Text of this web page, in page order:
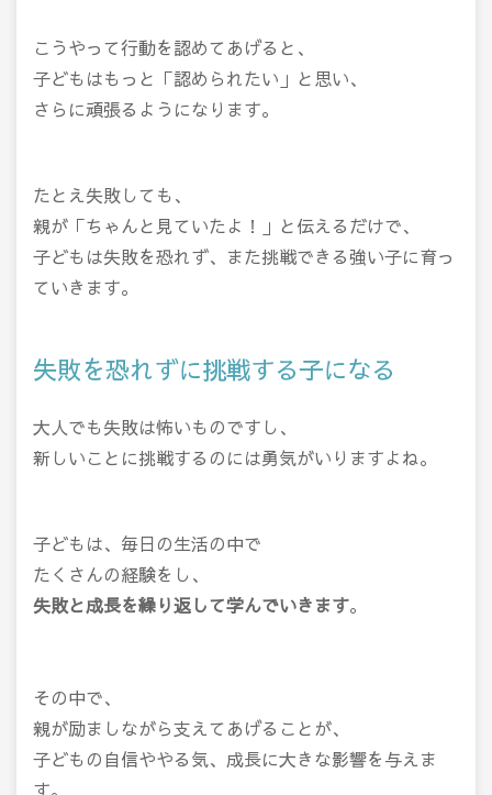
こうやって行動を認めてあげると、
子どもはもっと「認められたい」と思い、
さらに頑張るようになります。
たとえ失敗しても、
親が「ちゃんと見ていたよ！」と伝えるだけで、
子どもは失敗を恐れず、また挑戦できる強い子に育っ
ていきます。
失敗を恐れずに挑戦する子になる
大人でも失敗は怖いものですし、
新しいことに挑戦するのには勇気がいりますよね。
子どもは、毎日の生活の中で
たくさんの経験をし、
失敗と成長を繰り返して学んでいきます。
その中で、
親が励ましながら支えてあげることが、
子どもの自信ややる気、成長に大きな影響を与えま
す。